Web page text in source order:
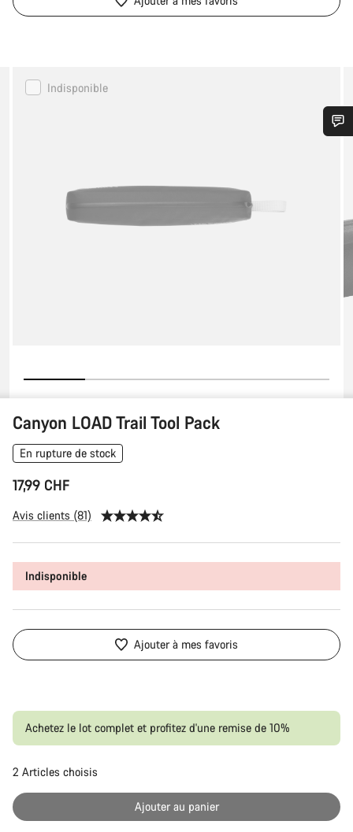
Indisponible
Canyon
Canyon LOAD Trail Tool Pack
En rupture de stock
17,99 CHF
Avis clients (81)
Indisponible
Ajouter à mes favoris
Achetez le lot complet et profitez d'une remise de 10%
2 Articles choisis
Ajouter au panier
Nos experts du service client vous attendent pour
répondre à vos questions.